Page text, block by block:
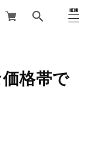
MENU
CLOSE
格帯で